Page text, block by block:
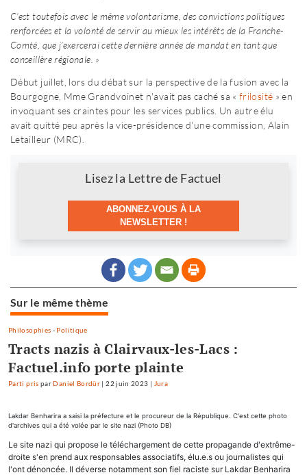
C’est toutefois avec le même volontarisme, des convictions politiques
renforcées et la volonté de servir au mieux les intérêts de la Franche-
Comté, que j’exercerai cette dernière année de mandat en tant que
conseillère régionale. »
Début juillet, lors du débat sur la perspective de la fusion avec la
Bourgogne, Mme Grandvoinet n'avait pas caché sa « frilosité » en
invoquant ses craintes pour les services publics. Un autre élu
avait quitté peu après la vice-présidence d'une commission, Alain
Letailleur (MRC).
Lisez la Lettre de Factuel
ABONNEZ-VOUS À LA
NEWSLETTER !
Sur le même thème
Philosophies - Politique
Tracts nazis à Clairvaux-les-Lacs :
Factuel.info porte plainte
Parti pris parDaniel Bordür |22 juin 2023 | Jura
Lakdar Benharira a saisi la préfecture et le procureur de la République. C'est cette photo
d'archives qui a été volée par le site nazi (Photo DB)
Le site nazi qui propose le téléchargement de cette propagande d'extrême-
droite s'en prend aux responsables associatifs, élu.e.s ou journalistes qui
l'ont dénoncée. Il déverse notamment son fiel raciste sur Lakdar Benharira